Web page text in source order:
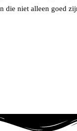
die niet alleen goed